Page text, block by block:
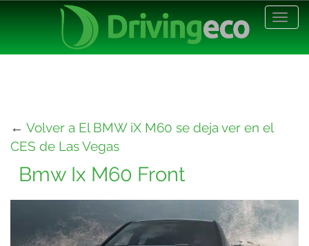
← Volver a El BMW iX M60 se deja ver en el
CES de Las Vegas
Bmw Ix M60 Front